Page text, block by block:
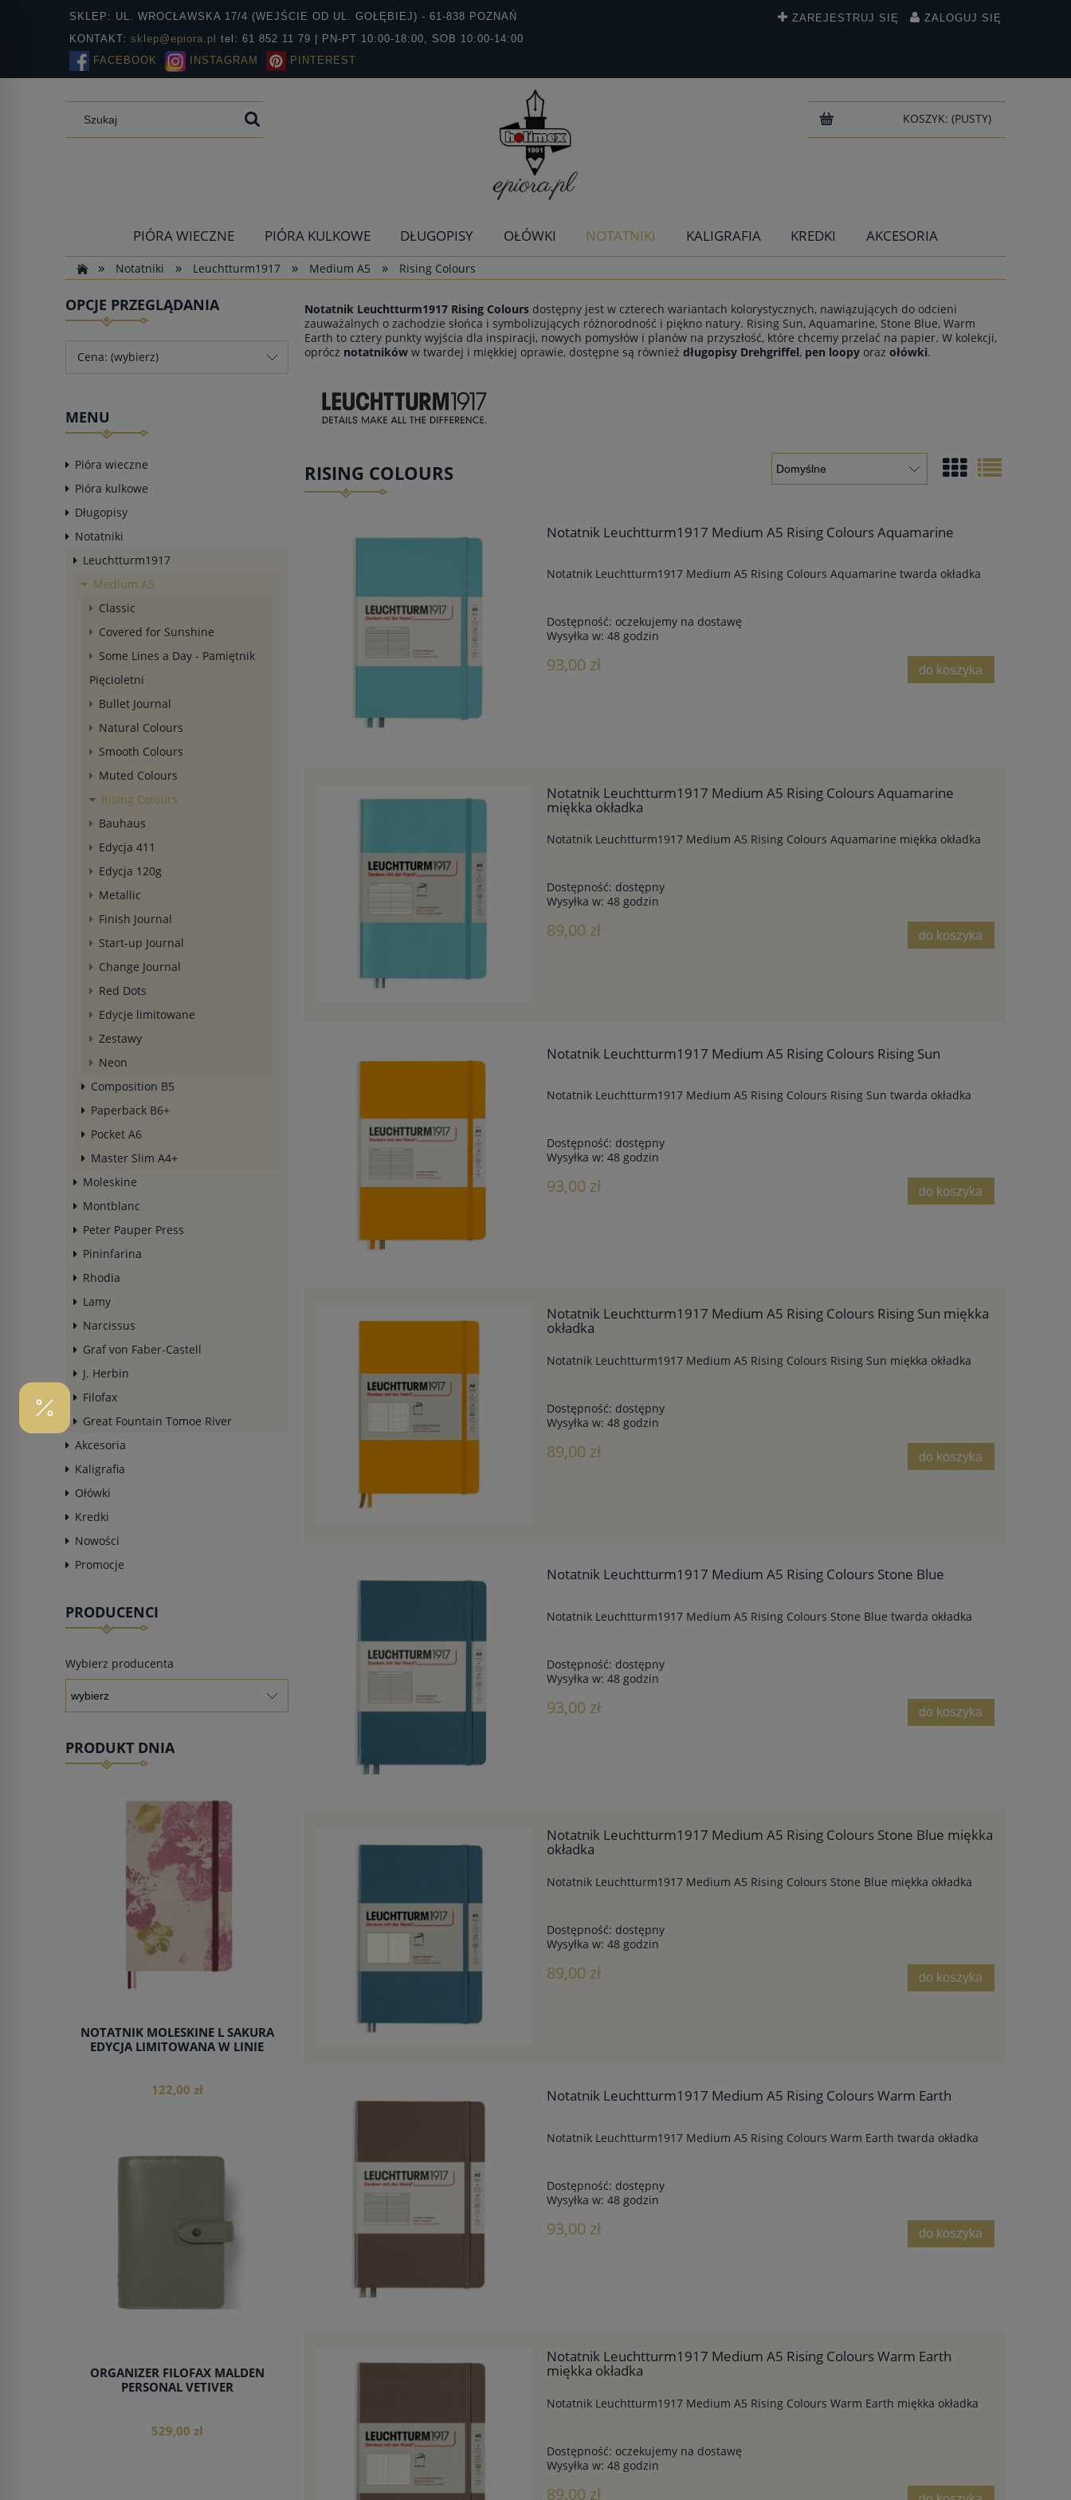
SKLEP: UL. WROCŁAWSKA 17/4 (WEJŚCIE OD UL. GOŁĘBIEJ) - 61-838 POZNAŃ
KONTAKT: sklep@epiora.pl
tel: 61 852 11 79 | PN-PT 10:00-18:00, SOB 10:00-14:00
FACEBOOK
INSTAGRAM PINTEREST
ZAREJESTRUJ SIĘ ZALOGUJ SIĘ
KOSZYK: (PUSTY)
PIÓRA WIECZNE PIÓRA KULKOWE DŁUGOPISY OŁÓWKI NOTATNIKI KALIGRAFIA KREDKI
AKCESORIA
»
Notatniki » Leuchtturm1917 » Medium A5 » Rising Colours
OPCJE PRZEGLĄDANIA
Cena: (wybierz)
MENU
Pióra wieczne
Pióra kulkowe
Długopisy
Notatniki
Leuchtturm1917
Medium A5
Classic
Covered for Sunshine
Some Lines a Day - Pamiętnik
Pięcioletni
Bullet Journal
Natural Colours
Smooth Colours
Muted Colours
Rising Colours
Bauhaus
Edycja 411
Edycja 120g
Metallic
Finish Journal
Start-up Journal
Change Journal
Red Dots
Edycje limitowane
Zestawy
Neon
Composition B5
Paperback B6+
Pocket A6
Master Slim A4+
Moleskine
Montblanc
Peter Pauper Press
Pininfarina
Rhodia
Lamy
Narcissus
Graf von Faber-Castell
J. Herbin
Filofax
Great Fountain Tomoe River
Akcesoria
Kaligrafia
Ołówki
Kredki
Nowości
Promocje
PRODUCENCI
Wybierz producenta
PRODUKT DNIA
NOTATNIK MOLESKINE L SAKURA
EDYCJA LIMITOWANA W LINIE
122,00 zł
ORGANIZER FILOFAX MALDEN
PERSONAL VETIVER
529,00 zł
Notatnik Leuchtturm1917 Rising Colours dostępny jest w czterech wariantach kolorystycznych, nawiązujących do odcieni
zauważalnych o zachodzie słońca i symbolizujących różnorodność i piękno natury. Rising Sun, Aquamarine, Stone Blue, Warm
Earth to cztery punkty wyjścia dla inspiracji, nowych pomysłów i planów na przyszłość, które chcemy przelać na papier. W kolekcji,
oprócz notatników w twardej i miękkiej oprawie, dostępne są również długopisy Drehgriffel, pen loopy oraz ołówki.
RISING COLOURS
Notatnik Leuchtturm1917 Medium A5 Rising Colours Aquamarine
Notatnik Leuchtturm1917 Medium A5 Rising Colours Aquamarine twarda okładka
Dostępność: oczekujemy na dostawę
Wysyłka w: 48 godzin
93,00 zł do koszyka
Notatnik Leuchtturm1917 Medium A5 Rising Colours Aquamarine
miękka okładka
Notatnik Leuchtturm1917 Medium A5 Rising Colours Aquamarine miękka okładka
Dostępność: dostępny
Wysyłka w: 48 godzin
89,00 zł do koszyka
Notatnik Leuchtturm1917 Medium A5 Rising Colours Rising Sun
Notatnik Leuchtturm1917 Medium A5 Rising Colours Rising Sun twarda okładka
Dostępność: dostępny
Wysyłka w: 48 godzin
93,00 zł do koszyka
Notatnik Leuchtturm1917 Medium A5 Rising Colours Rising Sun miękka
okładka
Notatnik Leuchtturm1917 Medium A5 Rising Colours Rising Sun miękka okładka
Dostępność: dostępny
Wysyłka w: 48 godzin
89,00 zł do koszyka
Notatnik Leuchtturm1917 Medium A5 Rising Colours Stone Blue
Notatnik Leuchtturm1917 Medium A5 Rising Colours Stone Blue twarda okładka
Dostępność: dostępny
Wysyłka w: 48 godzin
93,00 zł do koszyka
Notatnik Leuchtturm1917 Medium A5 Rising Colours Stone Blue miękka
okładka
Notatnik Leuchtturm1917 Medium A5 Rising Colours Stone Blue miękka okładka
Dostępność: dostępny
Wysyłka w: 48 godzin
89,00 zł do koszyka
Notatnik Leuchtturm1917 Medium A5 Rising Colours Warm Earth
Notatnik Leuchtturm1917 Medium A5 Rising Colours Warm Earth twarda okładka
Dostępność: dostępny
Wysyłka w: 48 godzin
93,00 zł do koszyka
Notatnik Leuchtturm1917 Medium A5 Rising Colours Warm Earth
miękka okładka
Notatnik Leuchtturm1917 Medium A5 Rising Colours Warm Earth miękka okładka
Dostępność: oczekujemy na dostawę
Wysyłka w: 48 godzin
89,00 zł